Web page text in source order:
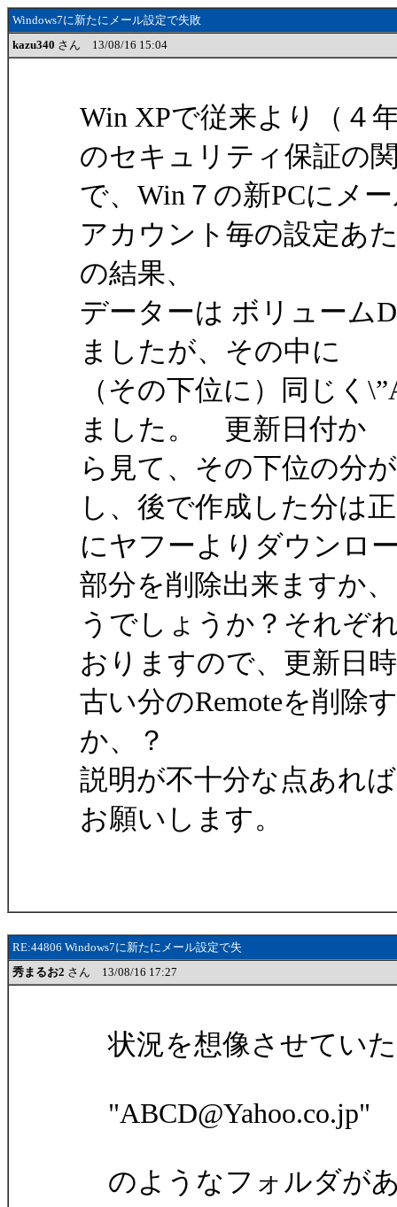
Windows7に新たにメール設定で失敗
kazu340 さん 13/08/16 15:04
Win XPで従来より（４
のセキュリティ保証の
で、Win７の新PCにメ
アカウント毎の設定
の結果、
データーは ボリューム
ましたが、その中に
（その下位に）同じく
ました。 更新日付か
ら見て、その下位の
し、後で作成した分は
にヤフーよりダウンロ
部分を削除出来ますか
うでしょうか？それぞ
おりますので、更新日
古い分のRemoteを削除
か、？
説明が不十分な点あれ
お願いします。
RE:44806 Windows7に新たにメール設定で失
秀まるお2 さん 13/08/16 17:27
状況を想像させてい
"ABCD@Yahoo.co.jp"
のようなフォルダが